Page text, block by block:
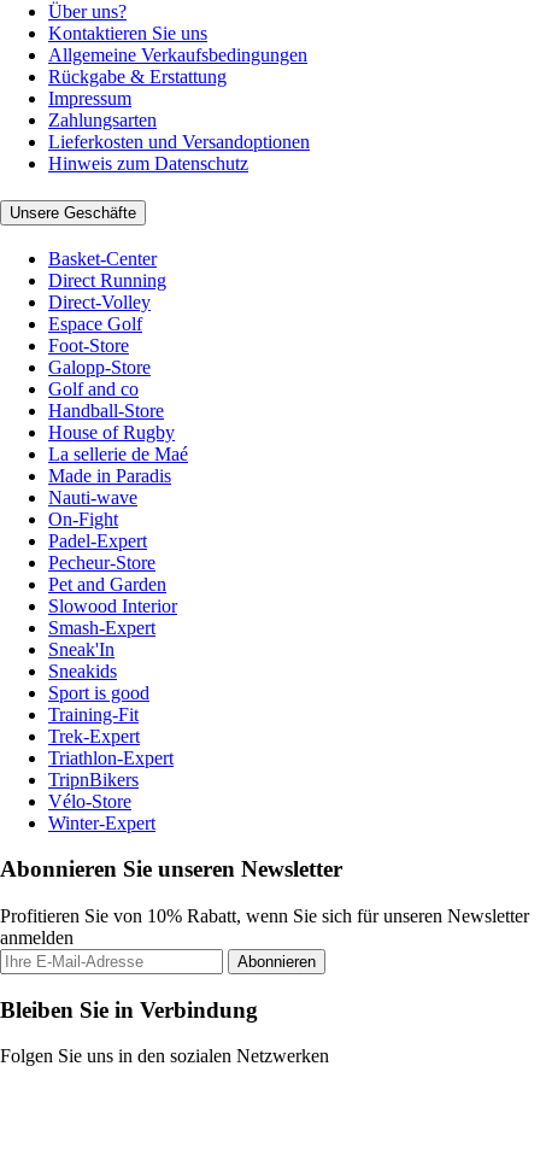
Über uns?
Kontaktieren Sie uns
Allgemeine Verkaufsbedingungen
Rückgabe & Erstattung
Impressum
Zahlungsarten
Lieferkosten und Versandoptionen
Hinweis zum Datenschutz
Unsere Geschäfte
Basket-Center
Direct Running
Direct-Volley
Espace Golf
Foot-Store
Galopp-Store
Golf and co
Handball-Store
House of Rugby
La sellerie de Maé
Made in Paradis
Nauti-wave
On-Fight
Padel-Expert
Pecheur-Store
Pet and Garden
Slowood Interior
Smash-Expert
Sneak'In
Sneakids
Sport is good
Training-Fit
Trek-Expert
Triathlon-Expert
TripnBikers
Vélo-Store
Winter-Expert
Abonnieren Sie unseren Newsletter
Profitieren Sie von 10% Rabatt, wenn Sie sich für unseren Newsletter
anmelden
Abonnieren
Bleiben Sie in Verbindung
Folgen Sie uns in den sozialen Netzwerken